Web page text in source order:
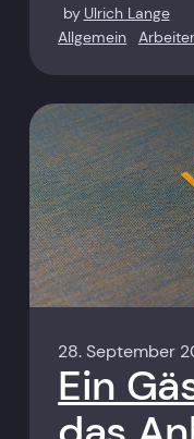
by Ulrich Lange
Allgemein
28. September
Ein